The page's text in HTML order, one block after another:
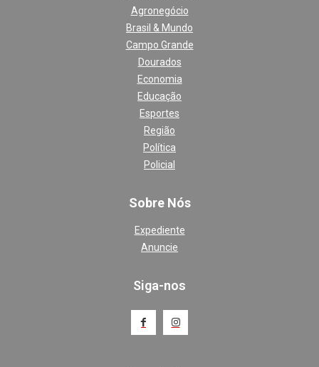
Agronegócio
Brasil & Mundo
Campo Grande
Dourados
Economia
Educação
Esportes
Região
Política
Policial
Sobre Nós
Expediente
Anuncie
Siga-nos